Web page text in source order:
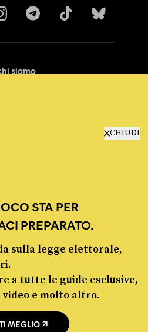
CHIUDI
STA PER
PREPARATO.
sulla legge elettorale,
a tutte le guide esclusive,
e molto altro.
MEGLIO
siamo
Politica 2012 - 2026
presso il Tribunale di Milano, n. 55 del 8
ISSN 2974-9387
Cookie policy